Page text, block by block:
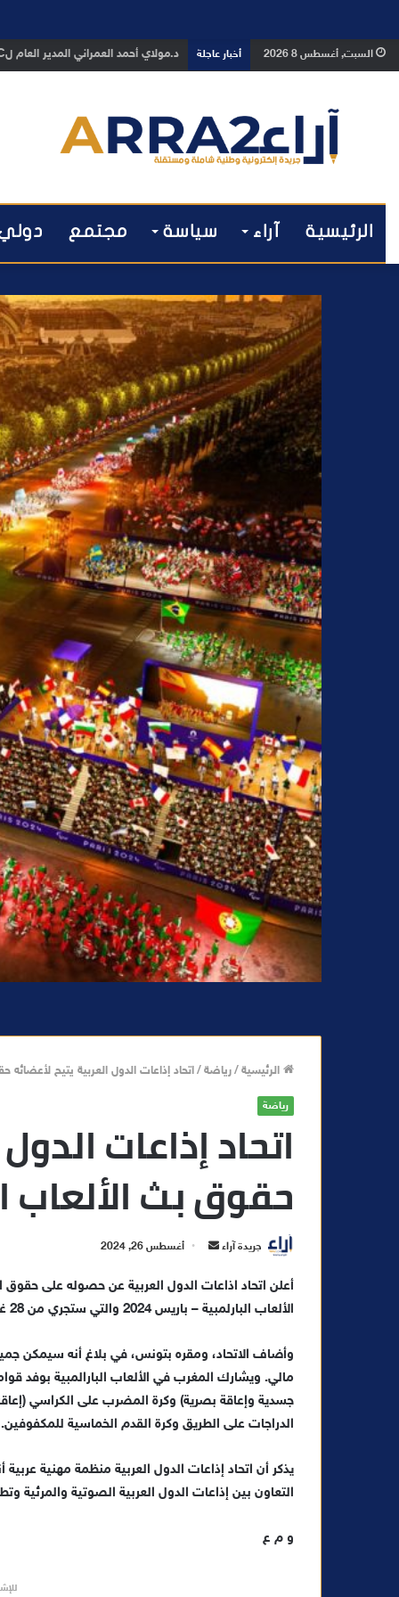
السبت, أغسطس 8 2026 أخبار عاجلة د.مولاي أحمد العمراني المدير العام لHEEC مراكش يهنئ جلالة الملك محمد السادس بمناسبة ذكرى عيد العرش المجيد
الرئيسية آراء سياسة مجتمع
الرئيسية/رياضة/اتحاد إذاعات الدول العربية يتيح لأعضائه
رياضة
اتحاد إذاعات
حقوق بث الألعاب
جريدة آراء
س
ل
ر
ي
د
أغسطس 26, 2024
أعلن اتحاد اذاعات الدول العربية عن حصوله على حقوق
الألعاب البارلمبية – باريس 2024 والتي ستجري من 28 غشت الجاري إلى 8 شتنبر المقبل.
وأضاف الاتحاد، ومقره بتونس، في بلاغ أنه سيمكن
جسدية وإعاقة بصرية) وكرة المضرب على الكراسي
الدراجات على الطريق وكرة القدم الخماسية للمكفوفين.
التعاون بين إذاعات الدول العربية الصوتية والمرئية
و م ع